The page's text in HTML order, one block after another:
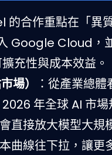
合作重點在「異
Google Cloud，
充性與成本效益。
場）
：從產業總
年全球 AI 市
直接放大模型大
曲線往下拉，讓更